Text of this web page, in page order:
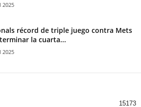
2025
récord de triple juego contra Mets
la cuarta...
2025
15173